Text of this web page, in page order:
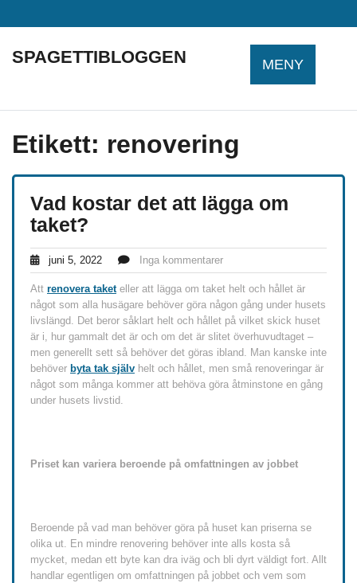
SPAGETTIBLOGGEN MENY
Etikett: renovering
Vad kostar det att lägga om
taket?
juni 5, 2022 Inga kommentarer
Att renovera taketeller att lägga om taket helt och hållet är
något som alla husägare behöver göra någon gång under husets
livslängd. Det beror såklart helt och hållet på vilket skick huset
är i, hur gammalt det är och om det är slitet överhuvudtaget –
men generellt sett så behöver det göras ibland. Man kanske inte
behöver byta tak själv helt och hållet, men små renoveringar är
något som många kommer att behöva göra åtminstone en gång
under husets livstid.
Priset kan variera beroende på omfattningen av jobbet
Beroende på vad man behöver göra på huset kan priserna se
olika ut. En mindre renovering behöver inte alls kosta så
mycket, medan ett byte kan dra iväg och bli dyrt väldigt fort. Allt
handlar egentligen om omfattningen på jobbet och vem som